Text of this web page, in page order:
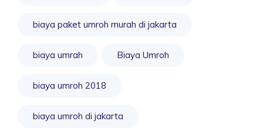
biaya paket umroh murah di jakarta
biaya umrah Biaya Umroh
biaya umroh 2018
biaya umroh di jakarta